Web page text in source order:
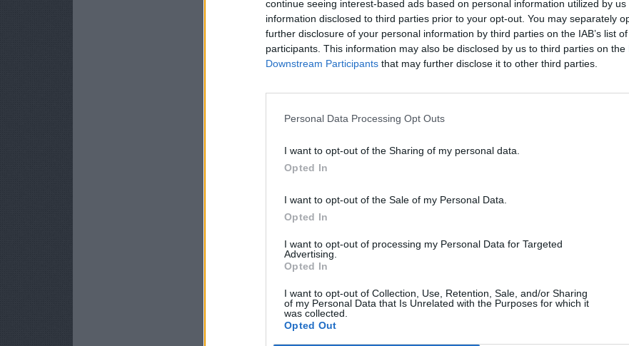
continue seeing interest-based ads based on personal information utilized by
information disclosed to third parties prior to your opt-out. You may separately
further disclosure of your personal information by third parties on the IAB’s list
participants. This information may also be disclosed by us to third parties on the
Downstream Participants that may further disclose it to other third parties.
Personal Data Processing Opt Outs
I want to opt-out of the Sharing of my personal data.
Opted In
I want to opt-out of the Sale of my Personal Data.
Opted In
I want to opt-out of processing my Personal Data for Targeted
Advertising.
Opted In
I want to opt-out of Collection, Use, Retention, Sale, and/or Sharing
of my Personal Data that Is Unrelated with the Purposes for which it
was collected.
Opted Out